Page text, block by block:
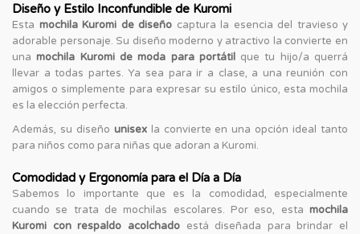
Diseño y Estilo Inconfundible de Kuromi
Esta mochila Kuromi de diseño captura la esencia del travieso y
adorable personaje. Su diseño moderno y atractivo la convierte en
unamochila Kuromi de moda para portátilque tu hijo/a querrá
llevar a todas partes. Ya sea para ir a clase, a una reunión con
amigos o simplemente para expresar su estilo único, esta mochila
es la elección perfecta.
Además, su diseño unisexla convierte en una opción ideal tanto
para niños como para niñas que adoran a Kuromi.
Comodidad y Ergonomía para el Día a Día
Sabemos lo importante que es la comodidad, especialmente
cuando se trata de mochilas escolares. Por eso, esta mochila
Kuromi con respaldo acolchadoestá diseñada para brindar el